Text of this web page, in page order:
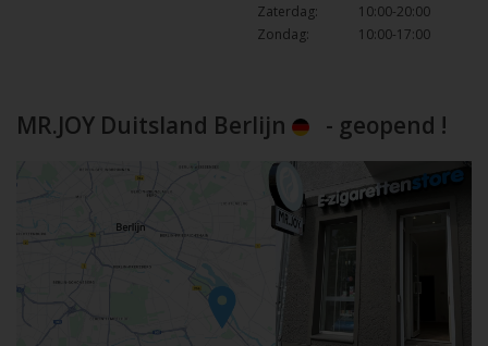
Zaterdag:
10:00-20:00
Zondag:
10:00-17:00
MR.JOY Duitsland Berlijn - geopend !